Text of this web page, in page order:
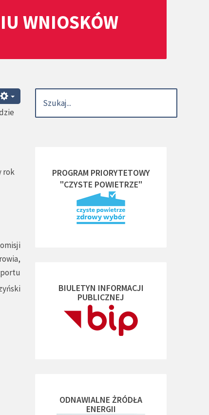
WNIOSKÓW
rok
PROGRAM PRIORYTETOWY
"CZYSTE POWIETRZE"
BIULETYN INFORMACJI
PUBLICZNEJ
ODNAWIALNE ŻRÓDŁA
ENERGII